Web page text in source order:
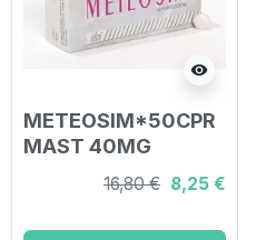
visibility
METEOSIM*50CPR
MAST 40MG
16,80 € 8,25 €